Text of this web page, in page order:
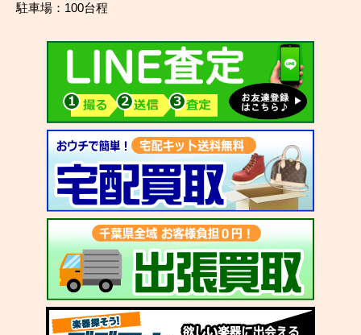
駐車場：100台程